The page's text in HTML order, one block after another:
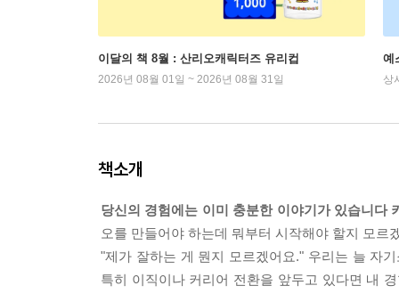
이달의 책 8월 : 산리오캐릭터즈 유리컵
2026년 08월 01일 ~ 2026년 08월 31일
예
상
책소개
당신의 경험에는 이미 충분한 이야기가 있습니다
오를 만들어야 하는데 뭐부터 시작해야 할지 모르
"제가 잘하는 게 뭔지 모르겠어요." 우리는 늘 자
특히 이직이나 커리어 전환을 앞두고 있다면 내